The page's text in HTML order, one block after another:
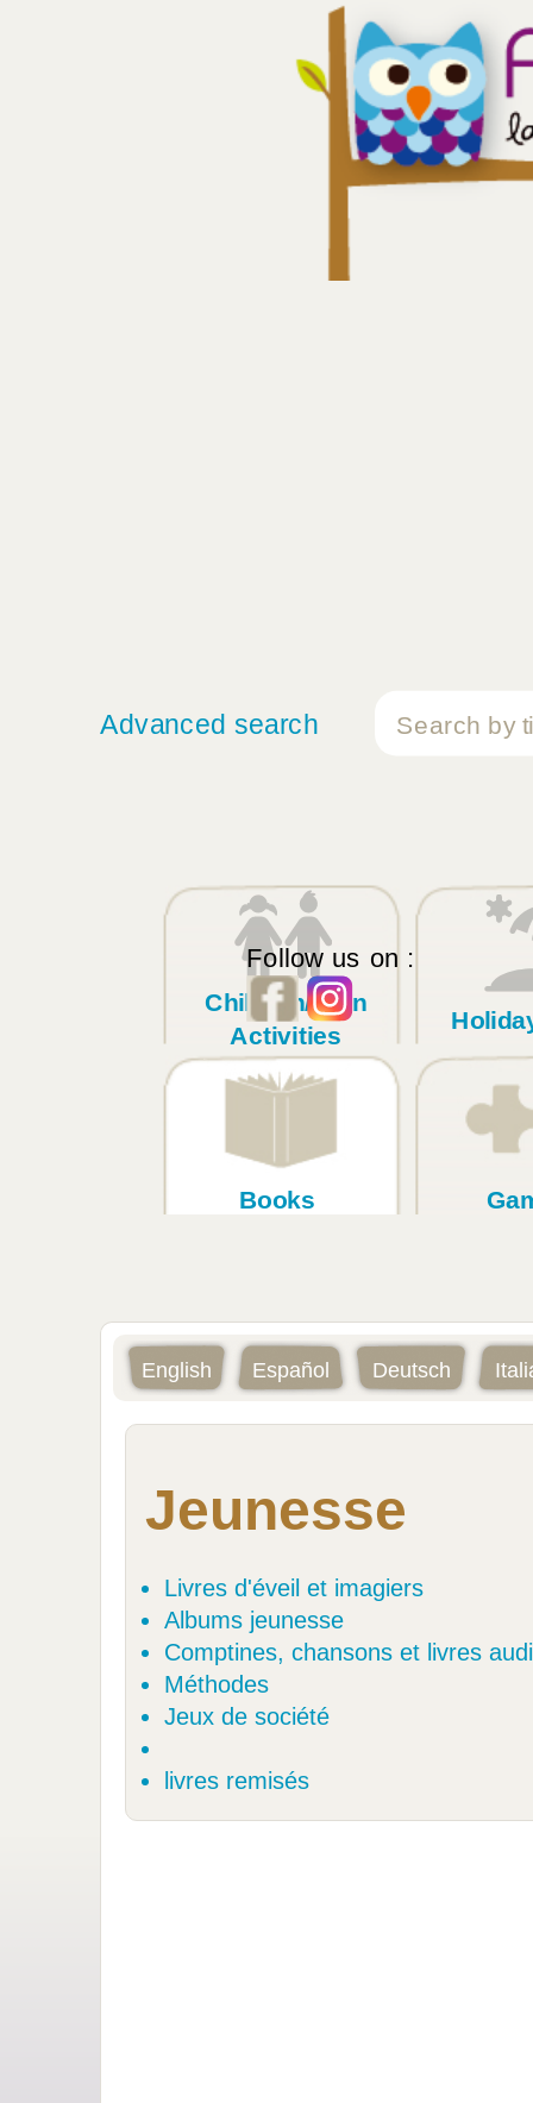
Advanced search
Follow us on :
Children/Teen
Activities
Books
English Español Deutsch
Jeunesse
Livres d'éveil et imagiers
Albums jeunesse
Comptines, chansons et livres
Méthodes
Jeux de société
livres remisés